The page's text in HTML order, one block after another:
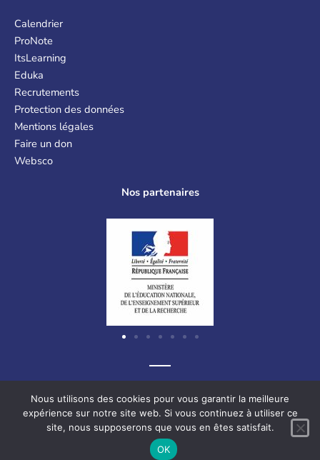
Calendrier
ProNote
ItsLearning
Eduka
Recrutements
Protection des données
Mentions légales
Faire un don
Websco
Nos partenaires
Graf-Recke-Strasse 220, 40237 Düsseldorf, Allemagne
L
V
i
Nous utilisons des cookies pour vous garantir la meilleure
expérience sur notre site web. Si vous continuez à utiliser ce
site, nous supposerons que vous en êtes satisfait.
OK